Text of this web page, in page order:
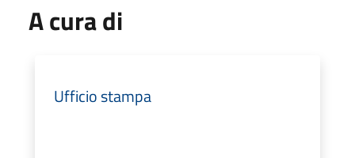
A cura di
Ufficio stampa